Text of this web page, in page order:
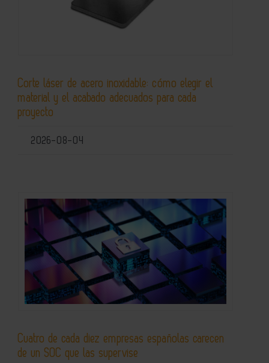
Corte láser de acero inoxidable: cómo elegir el
material y el acabado adecuados para cada
proyecto
2026-08-04
Cuatro de cada diez empresas españolas carecen
de un SOC que las supervise